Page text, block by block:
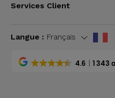
Services Client
Langue : Français
4.6 1 343